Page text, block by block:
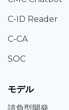
C-ID Reader
C-CA
SOC
モデル